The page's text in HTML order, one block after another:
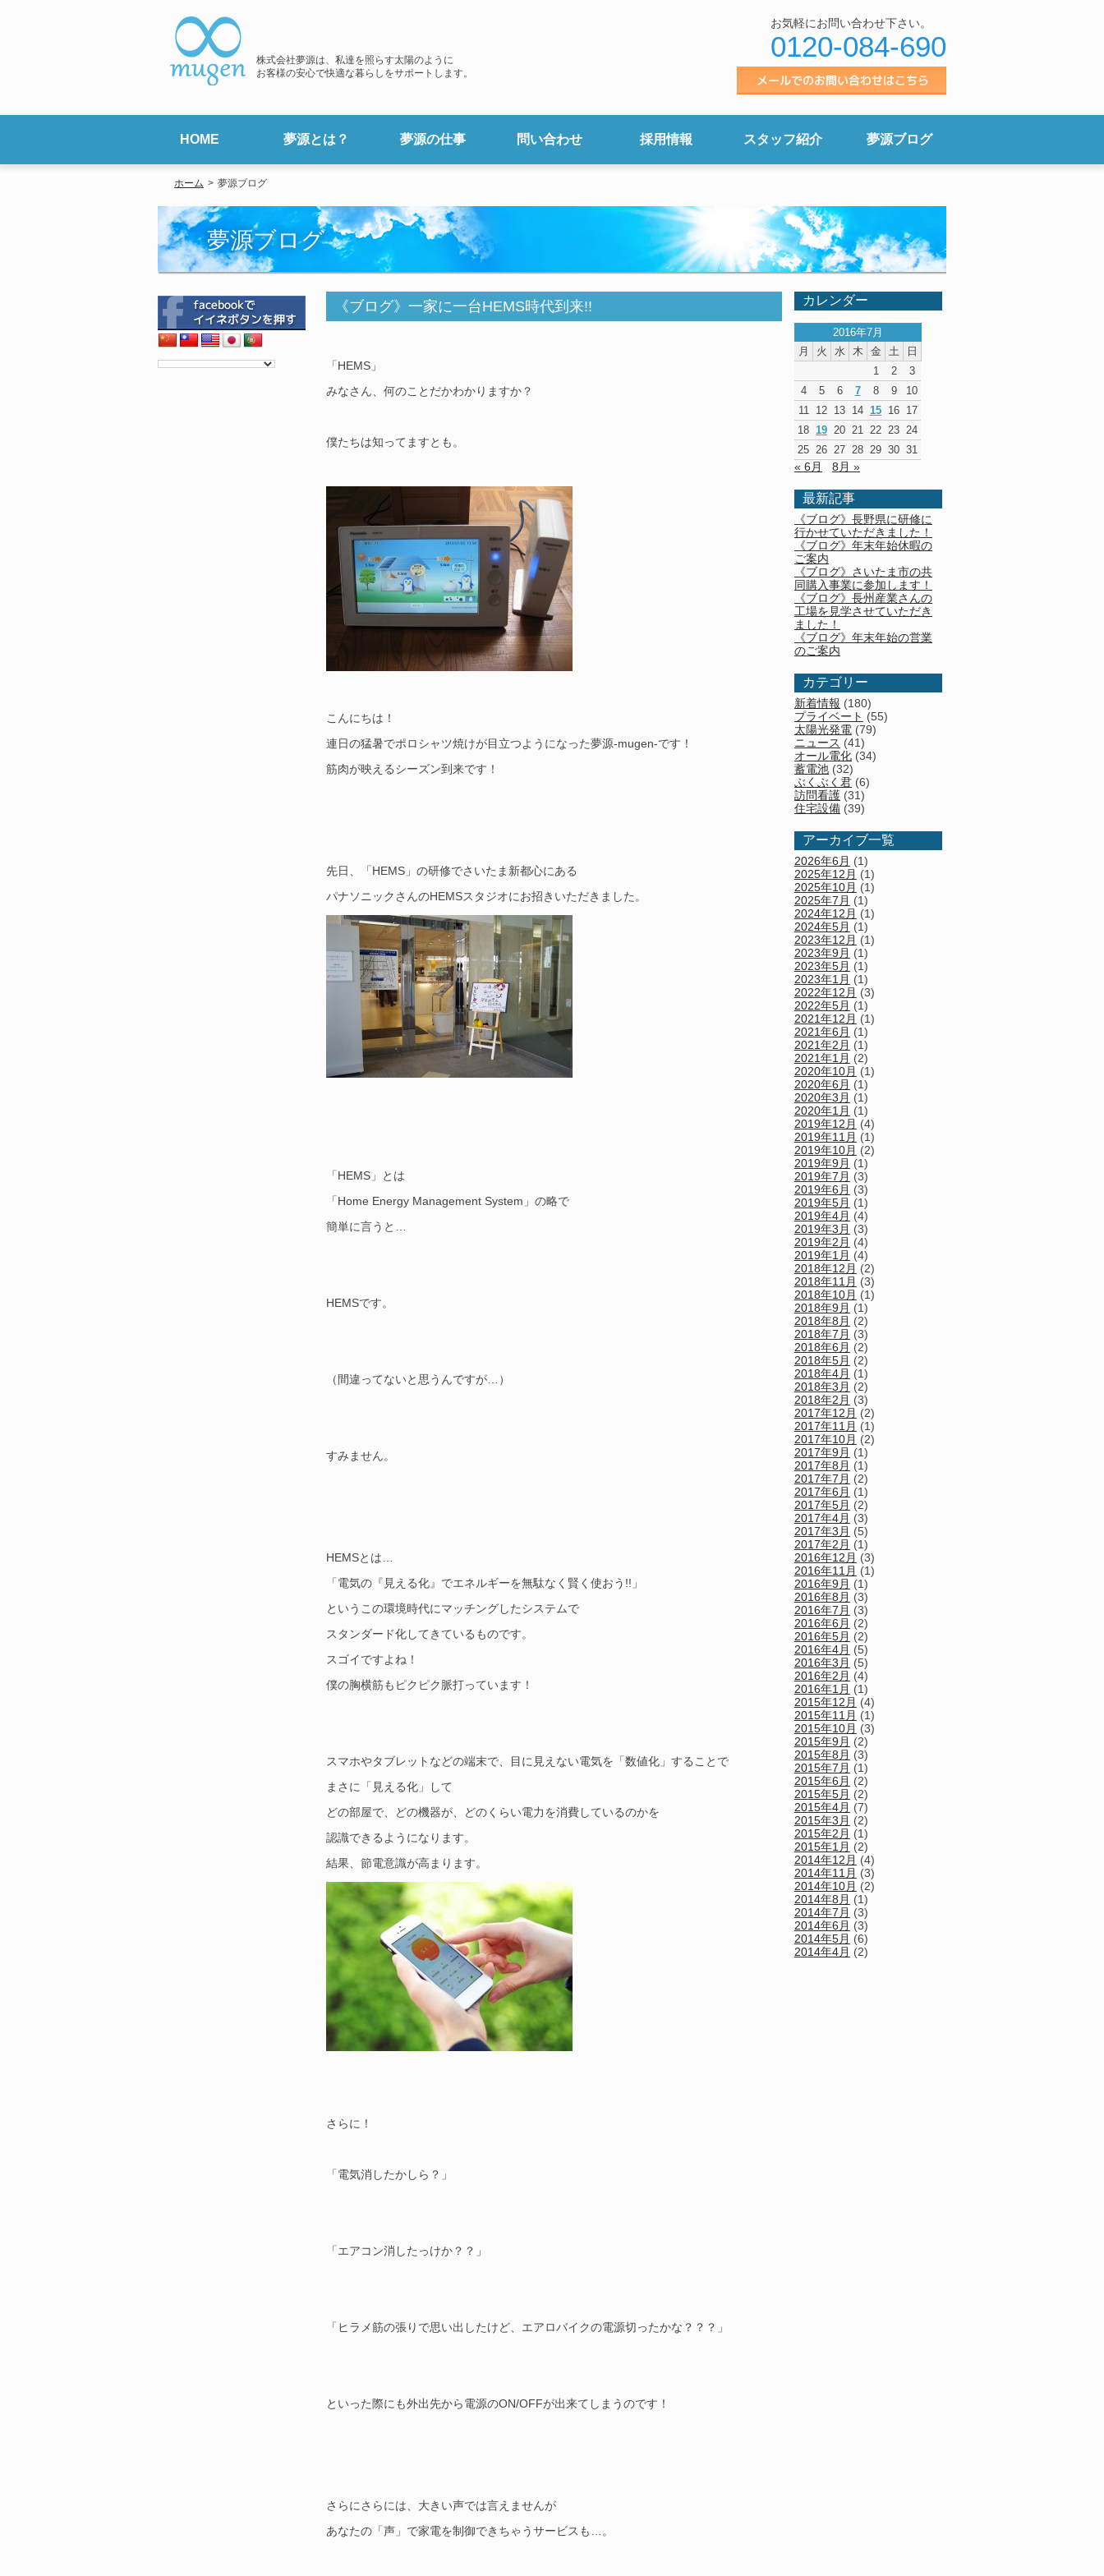
株式会社夢源は、私達を照らす太陽のように
お客様の安心で快適な暮らしをサポートします。
お気軽にお問い合わせ下さい。
0120-084-690
HOME 夢源とは？
夢源はこんな会社
代表挨拶
会社概要
夢源の仕事
業務内容
施工事例
リンク
問い合わせ 採用情報 スタッフ紹介 夢源ブログ
ホーム 夢源ブログ
夢源ブログ
《ブログ》一家に一台HEMS時代到来!!
「HEMS」
みなさん、何のことだかわかりますか？
僕たちは知ってますとも。
こんにちは！
連日の猛暑でポロシャツ焼けが目立つようになった夢源-mugen-です！
筋肉が映えるシーズン到来です！
先日、「HEMS」の研修でさいたま新都心にある
パナソニックさんのHEMSスタジオにお招きいただきました。
「HEMS」とは
「Home Energy Management System」の略で
簡単に言うと…
HEMSです。
（間違ってないと思うんですが…）
すみません。
HEMSとは…
「電気の『見える化』でエネルギーを無駄なく賢く使おう!!」
というこの環境時代にマッチングしたシステムで
スタンダード化してきているものです。
スゴイですよね！
僕の胸横筋もピクピク脈打っています！
スマホやタブレットなどの端末で、目に見えない電気を「数値化」することで
まさに「見える化」して
どの部屋で、どの機器が、どのくらい電力を消費しているのかを
認識できるようになります。
結果、節電意識が高まります。
さらに！
「電気消したかしら？」
「エアコン消したっけか？？」
「ヒラメ筋の張りで思い出したけど、エアロバイクの電源切ったかな？？？」
といった際にも外出先から電源のON/OFFが出来てしまうのです！
さらにさらには、大きい声では言えませんが
あなたの「声」で家電を制御できちゃうサービスも…。
カレンダー
2016年7月
月
火 水 木 金 土
日
1
2
3
4
5 6 7 8 9
10
11
12 13 14 15 16 17
18 19 20 21 22 23 24
25 26 27 28 29 30 31
« 6月 8月 »
最新記事
《ブログ》長野県に研修に
行かせていただきました！
《ブログ》年末年始休暇の
ご案内
《ブログ》さいたま市の共
同購入事業に参加します！
《ブログ》長州産業さんの
工場を見学させていただき
ました！
《ブログ》年末年始の営業
のご案内
カテゴリー
新着情報 (180)
プライベート (55)
太陽光発電 (79)
ニュース (41)
オール電化 (34)
蓄電池 (32)
ぶくぶく君 (6)
訪問看護 (31)
住宅設備 (39)
アーカイブ一覧
2026年6月 (1)
2025年12月 (1)
2025年10月 (1)
2025年7月 (1)
2024年12月 (1)
2024年5月 (1)
2023年12月 (1)
2023年9月 (1)
2023年5月 (1)
2023年1月 (1)
2022年12月 (3)
2022年5月 (1)
2021年12月 (1)
2021年6月 (1)
2021年2月 (1)
2021年1月 (2)
2020年10月 (1)
2020年6月 (1)
2020年3月 (1)
2020年1月 (1)
2019年12月 (4)
2019年11月 (1)
2019年10月 (2)
2019年9月 (1)
2019年7月 (3)
2019年6月 (3)
2019年5月 (1)
2019年4月 (4)
2019年3月 (3)
2019年2月 (4)
2019年1月 (4)
2018年12月 (2)
2018年11月 (3)
2018年10月 (1)
2018年9月 (1)
2018年8月 (2)
2018年7月 (3)
2018年6月 (2)
2018年5月 (2)
2018年4月 (1)
2018年3月 (2)
2018年2月 (3)
2017年12月 (2)
2017年11月 (1)
2017年10月 (2)
2017年9月 (1)
2017年8月 (1)
2017年7月 (2)
2017年6月 (1)
2017年5月 (2)
2017年4月 (3)
2017年3月 (5)
2017年2月 (1)
2016年12月 (3)
2016年11月 (1)
2016年9月 (1)
2016年8月 (3)
2016年7月 (3)
2016年6月 (2)
2016年5月 (2)
2016年4月 (5)
2016年3月 (5)
2016年2月 (4)
2016年1月 (1)
2015年12月 (4)
2015年11月 (1)
2015年10月 (3)
2015年9月 (2)
2015年8月 (3)
2015年7月 (1)
2015年6月 (2)
2015年5月 (2)
2015年4月 (7)
2015年3月 (2)
2015年2月 (1)
2015年1月 (2)
2014年12月 (4)
2014年11月 (3)
2014年10月 (2)
2014年8月 (1)
2014年7月 (3)
2014年6月 (3)
2014年5月 (6)
2014年4月 (2)